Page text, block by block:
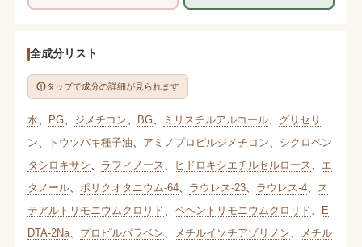
全成分リスト
タップで成分の詳細が見られます
水 PG、 ジメチコン BG、 ミリスチルアルコール、 グリセリ
ン
トウツバキ種子油 アミノプロピルジメチコン
シクロペン
タシロキサン
ラフィノース ヒドロキシエチルセルロース
エ
タノール、 ポリクオタニウム-64、 ラウレス-23、 ラウレス-4、
ス
テアルトリモニウムクロリド
ベヘントリモニウムクロリド
E
DTA-2Na、 プロピルパラベン メチルイソチアゾリノン
メチル